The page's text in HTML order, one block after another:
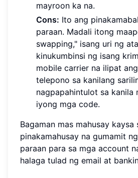
mayroon ka na.
Cons: Ito ang
paraan. Madali itong
swapping," isang uri ng
kinukumbinsi ng isang
mobile carrier na ilipat
telepono sa kanilang
nagpapahintulot sa kanila
iyong mga code.
Bagaman mas mahusay kaysa
pinakamahusay na gumamit
paraan para sa mga account
halaga tulad ng email at